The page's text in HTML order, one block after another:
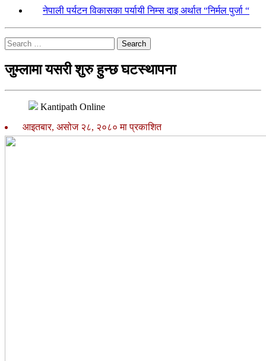
नेपाली पर्यटन विकासका पर्यायी निम्स दाइ अर्थात “निर्मल पुर्जा “
Search
जुम्लामा यसरी शुरु हुन्छ घटस्थापना
Kantipath Online
आइतबार, असोज २८, २०८० मा प्रकाशित